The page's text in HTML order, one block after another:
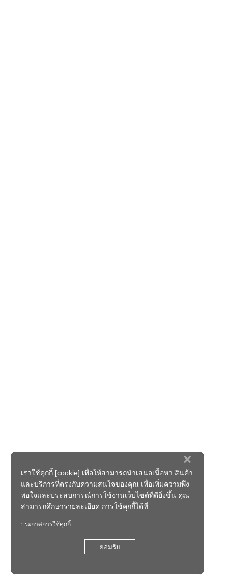
×
เราใช้คุกกี้ [cookie] เพื่อให้สามารถนำเสนอเนื้อหา สินค้า
และบริการที่ตรงกับความสนใจของคุณ เพื่อเพิ่มความพึง
พอใจและประสบการณ์การใช้งานเว็บไซต์ที่ดียิ่งขึ้น คุณ
สามารถศึกษารายละเอียด การใช้คุกกี้ได้ที่
ประกาศการใช้คุกกี้
ยอมรับ